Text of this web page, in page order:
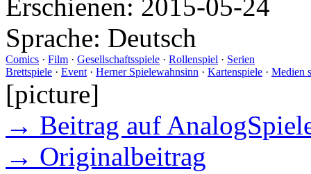
Erschienen: 2015-05-24
Sprache: Deutsch
Comics · Film · Gesellschaftsspiele · Rollenspiel · Serien
Brettspiele · Event · Herner Spielewahnsinn · Kartenspiele · Medien
[picture]
→ Beitrag auf
→ Originalbeitrag